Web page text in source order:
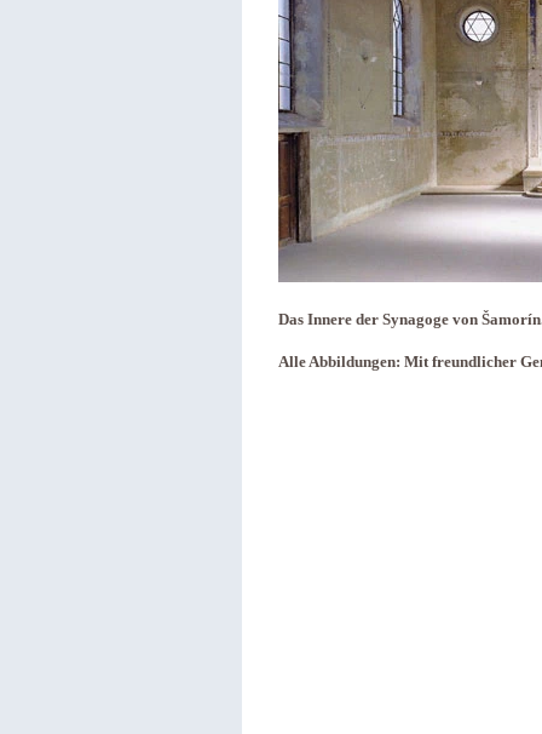
Das Innere der Synagoge von
Alle Abbildungen: Mit freundlicher